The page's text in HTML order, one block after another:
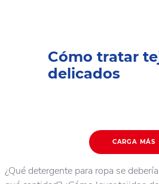
Cómo tratar
delicados
CARGA MÁS
¿Qué detergente para ropa se